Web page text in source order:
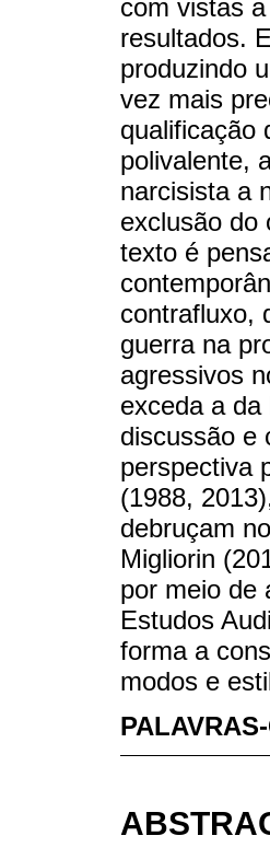
com vistas
resultados.
produzindo
vez mais
qualificação
polivalente,
narcisista a
exclusão do
texto é
contrafluxo,
guerra na
agressivos
exceda a
discussão e
perspectiva
(1988,
debruçam
Migliorin
por meio de
Estudos
forma a
modos e